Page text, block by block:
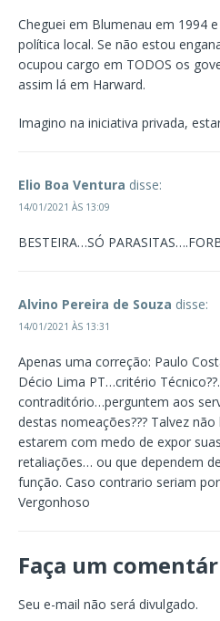
Cheguei em Blumenau em 1994
política local. Se não estou
ocupou cargo em TODOS os
assim lá em Harward.
Imagino na iniciativa privada,
Elio Boa Ventura disse:
14/01/2021 ÀS 13:09
BESTEIRA…SÓ
Alvino Pereira de Souza disse:
14/01/2021 ÀS 13:31
Apenas uma correção: Paulo
Décio Lima PT…critério
contraditório…perguntem aos
destas nomeações??? Talvez
estarem com medo de expor
retaliações… ou que dependem
função. Caso contrario seriam
Vergonhoso
Faça um
Seu e-mail não será divulgado.